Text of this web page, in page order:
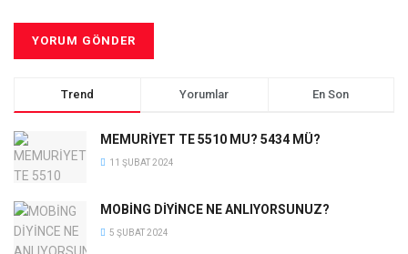
Trend Yorumlar En Son
MEMURİYET TE 5510 MU? 5434 MÜ?
11 ŞUBAT 2024
MOBİNG DİYİNCE NE ANLIYORSUNUZ?
5 ŞUBAT 2024